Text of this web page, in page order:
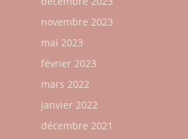
novembre 2023
mai 2023
février 2023
mars 2022
janvier 2022
décembre 2021